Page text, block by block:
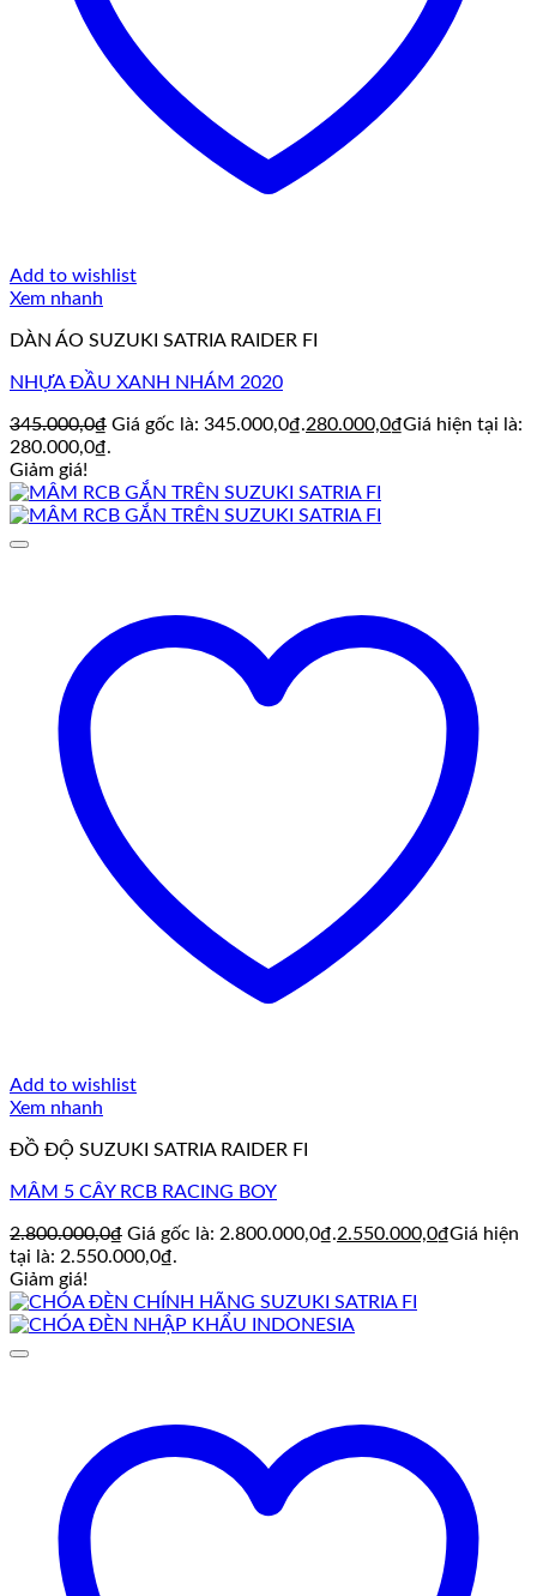
Add to wishlist
Xem nhanh
DÀN ÁO SUZUKI SATRIA RAIDER FI
NHỰA ĐẦU XANH NHÁM 2020
345.000,0₫ Giá gốc là: 345.000,0₫.280.000,0₫Giá hiện tại là:
280.000,0₫.
Giảm giá!
Add to wishlist
Xem nhanh
ĐỒ ĐỘ SUZUKI SATRIA RAIDER FI
MÂM 5 CÂY RCB RACING BOY
2.800.000,0₫ Giá gốc là: 2.800.000,0₫.2.550.000,0₫Giá hiện
tại là: 2.550.000,0₫.
Giảm giá!